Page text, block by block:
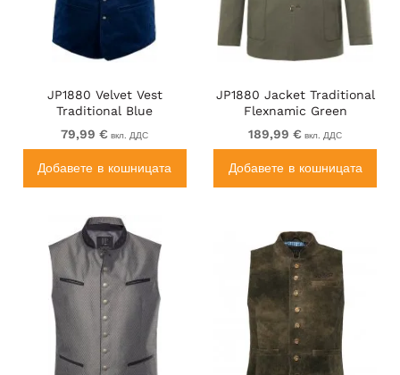
JP1880 Velvet Vest
Traditional Blue
79,99 € вкл. ДДС
Добавете в кошницата
JP1880 Jacket Traditional
Flexnamic Green
189,99 € вкл. ДДС
Добавете в кошницата